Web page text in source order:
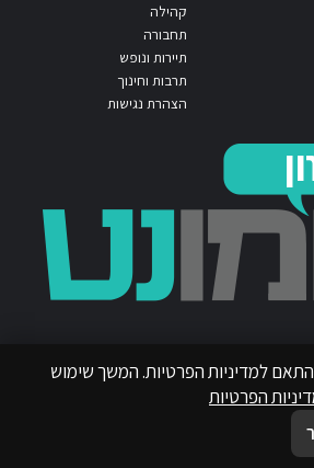
קהילה
תחבורה
תיירות ונופש
תרבות וחינוך
הצהרת נגישות
למדיניות הפרטיות. המשך שימוש
הפרטיות